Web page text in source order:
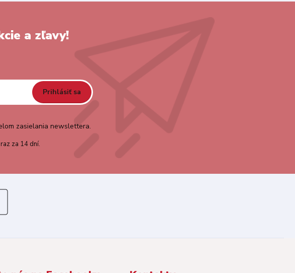
a zľavy!
Prihlásiť sa
zasielania newslettera.
za 14 dní.